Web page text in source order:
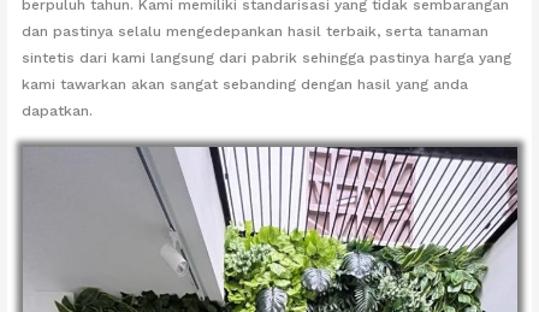
berpuluh tahun. Kami memiliki standarisasi yang tidak sembarangan
dan pastinya selalu mengedepankan hasil terbaik, serta tanaman
sintetis dari kami langsung dari pabrik sehingga pastinya harga yang
kami tawarkan akan sangat sebanding dengan hasil yang anda
dapatkan.